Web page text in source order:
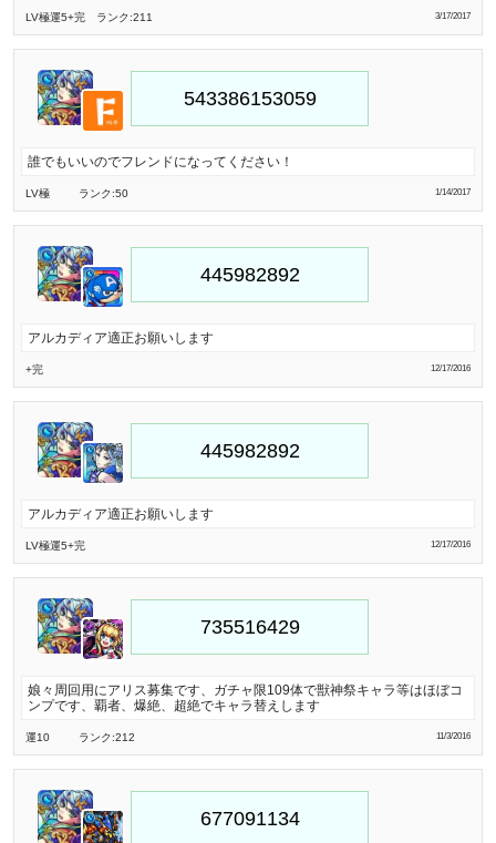
LV極運5+完 ランク:211 3/17/2017
誰でもいいのでフレンドになってください！
LV極 ランク:50 1/14/2017
アルカディア適正お願いします
+完 12/17/2016
アルカディア適正お願いします
LV極運5+完 12/17/2016
娘々周回用にアリス募集です、ガチャ限109体で獣神祭キャラ等はほぼコ
ンプです、覇者、爆絶、超絶でキャラ替えします
運10 ランク:212 11/3/2016